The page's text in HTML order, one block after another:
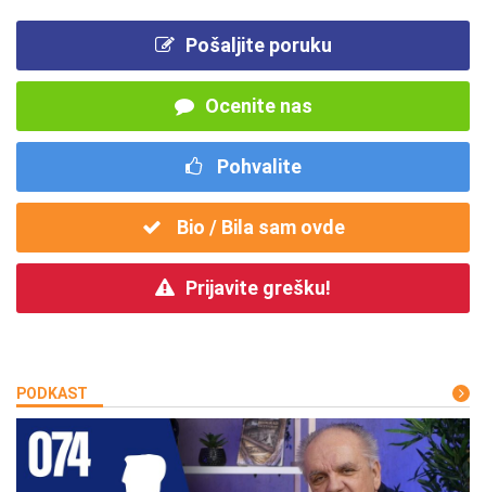
Pošaljite poruku
Ocenite nas
Pohvalite
Bio / Bila sam ovde
Prijavite grešku!
PODKAST